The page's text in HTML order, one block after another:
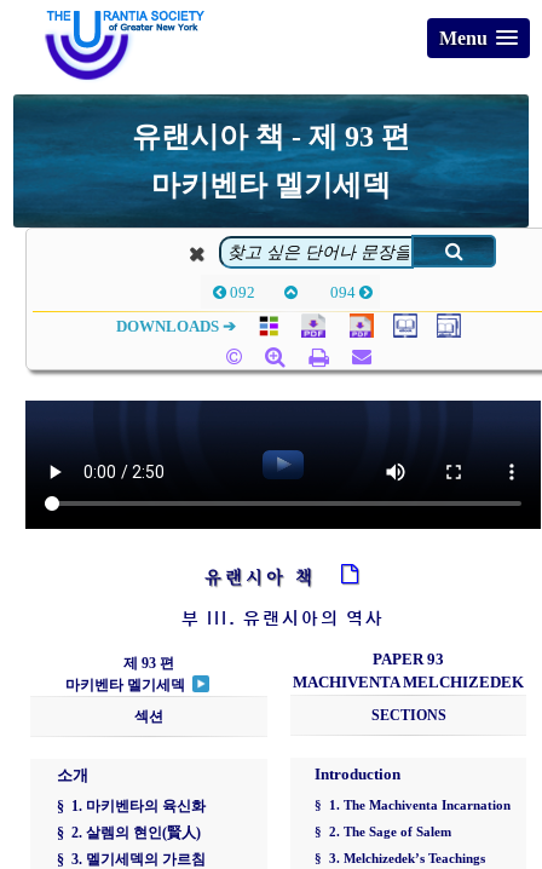
Menu
유랜시아 책 - 제 93 편
마키벤타 멜기세덱
092 094
DOWNLOADS ➔
유랜시아 책
부 III. 유랜시아의 역사
제 93 편
마키벤타 멜기세덱
섹션
소개
§ 1. 마키벤타의 육신화
§ 2. 살렘의 현인(賢人)
§ 3. 멜기세덱의 가르침
PAPER 93
MACHIVENTA MELCHIZEDEK
SECTIONS
Introduction
§ 1. The Machiventa Incarnation
§ 2. The Sage of Salem
§ 3. Melchizedek’s Teachings